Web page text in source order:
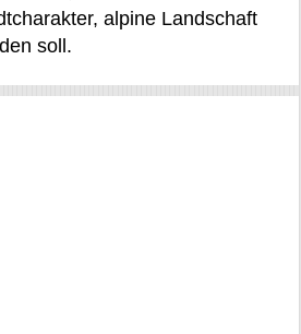
alpine Landschaft
soll.